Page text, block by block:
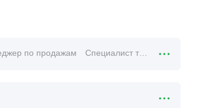
по продажам Специалист тех.поддержки